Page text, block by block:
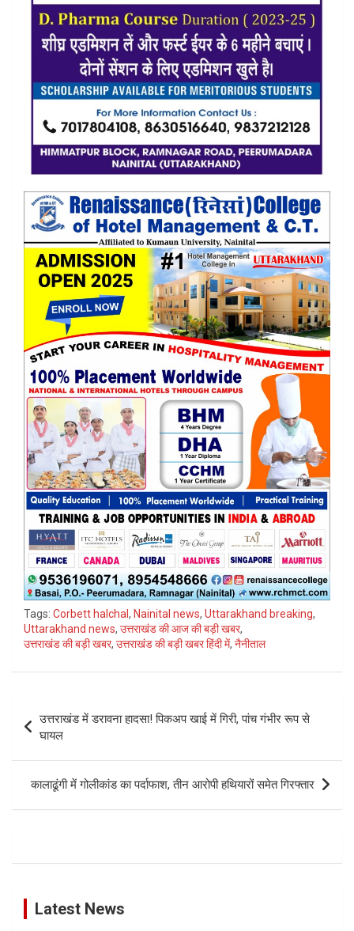
Tags: Corbett halchal , Nainital news, Uttarakhand breaking,
Uttarakhand news, उत्तराखंड की आज की बड़ी खबर,
उत्तराखंड की बड़ी खबर, उत्तराखंड की बड़ी खबर हिंदी में, नैनीताल
navigation
उत्तराखंड में डरावना हादसा! पिकअप खाई में गिरी, पांच गंभीर रूप से
घायल
कालाढूंगी में गोलीकांड का पर्दाफाश, तीन आरोपी हथियारों समेत गिरफ्तार
Latest News